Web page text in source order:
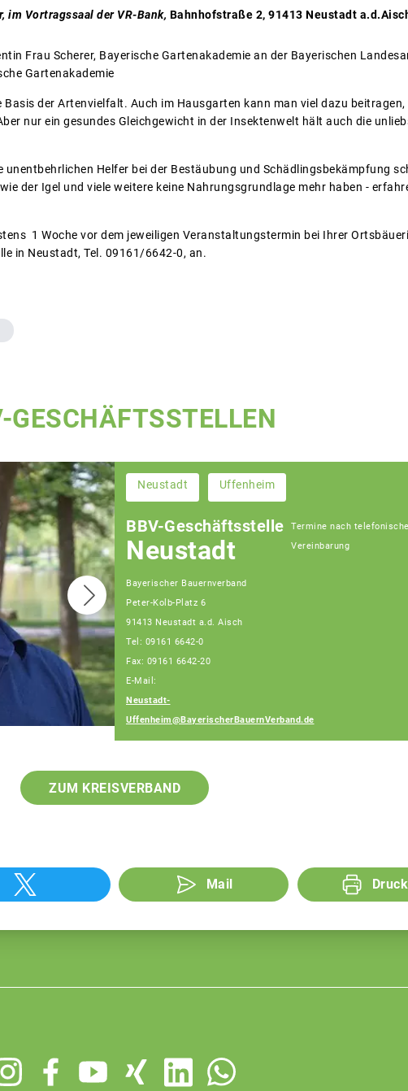
im Vortragssaal der VR-Bank, Bahnhofstraße 2, 91413 Neustadt
Frau Scherer, Bayerische Gartenakademie an der Bayerischen
Gartenakademie
Basis der Artenvielfalt. Auch im Hausgarten kann man viel dazu beitragen,
nur ein gesundes Gleichgewicht in der Insektenwelt hält auch die
unentbehrlichen Helfer bei der Bestäubung und Schädlingsbekämpfung
der Igel und viele weitere keine Nahrungsgrundlage mehr haben -
1 Woche vor dem jeweiligen Veranstaltungstermin bei Ihrer
in Neustadt, Tel. 09161/6642-0, an.
GESCHÄFTSSTELLEN
Fachberater
Neustadt Uffenheim
BBV-Geschäftsstelle
Neustadt
Bayerischer Bauernverband
Peter-Kolb-Platz 6
91413 Neustadt a.d. Aisch
Tel: 09161 6642-0
Fax: 09161 6642-20
E-Mail:
Neustadt-
Uffenheim@BayerischerBauernVerband.de
Termine nach
Vereinbarung
ZUM KREISVERBAND
Mail